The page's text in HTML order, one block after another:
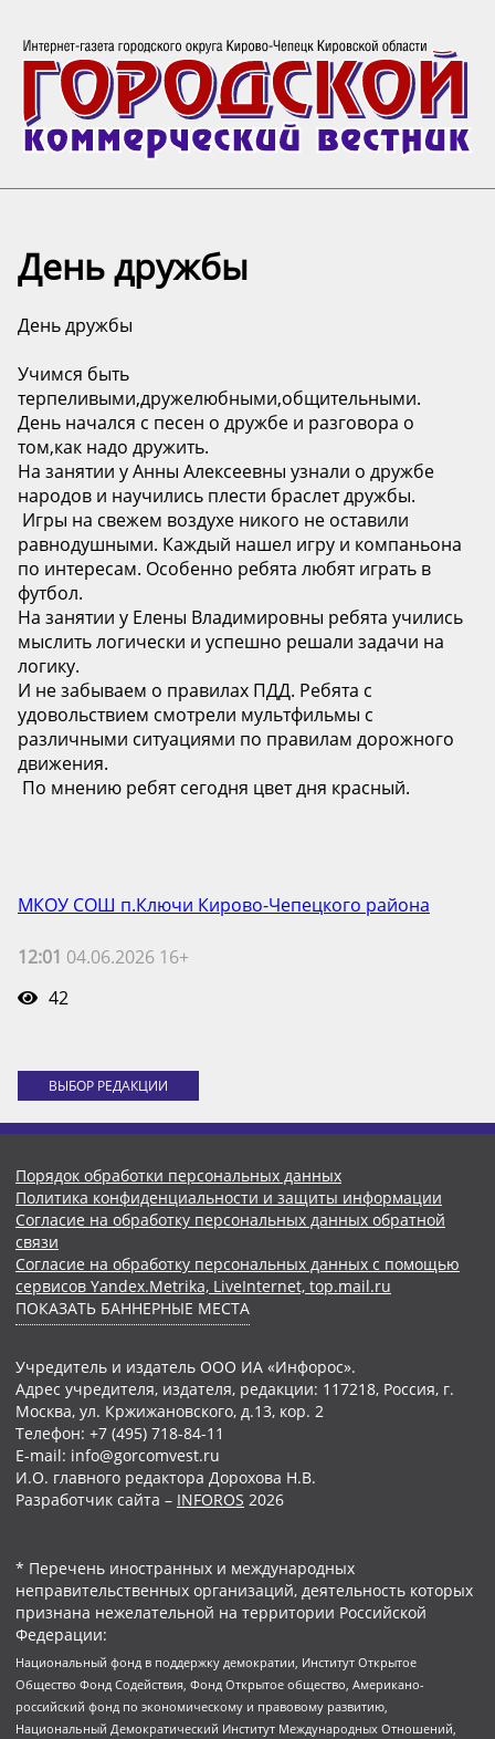
День дружбы
День дружбы
Учимся быть
терпеливыми,дружелюбными,общительными.
День начался с песен о дружбе и разговора о
том,как надо дружить.
На занятии у Анны Алексеевны узнали о дружбе
народов и научились плести браслет дружбы.
️ Игры на свежем воздухе никого не оставили
равнодушными. Каждый нашел игру и компаньона
по интересам. Особенно ребята любят играть в
футбол.
На занятии у Елены Владимировны ребята учились
мыслить логически и успешно решали задачи на
логику.
И не забываем о правилах ПДД. Ребята с
удовольствием смотрели мультфильмы с
различными ситуациями по правилам дорожного
движения.
️ По мнению ребят сегодня цвет дня красный.
МКОУ СОШ п.Ключи Кирово-Чепецкого района
12:01 04.06.2026 16+
42
ВЫБОР РЕДАКЦИИ
Порядок обработки персональных данных
Политика конфиденциальности и защиты информации
Согласие на обработку персональных данных обратной
связи
Согласие на обработку персональных данных с помощью
сервисов Yandex.Metrika, LiveInternet, top.mail.ru
ПОКАЗАТЬ БАННЕРНЫЕ МЕСТА
Учредитель и издатель ООО ИА «Инфорос».
Адрес учредителя, издателя, редакции: 117218, Россия, г.
Москва, ул. Кржижановского, д.13, кор. 2
Телефон: +7 (495) 718-84-11
E-mail: info@gorcomvest.ru
И.О. главного редактора Дорохова Н.В.
Разработчик сайта – INFOROS 2026
* Перечень иностранных и международных
неправительственных организаций, деятельность которых
признана нежелательной на территории Российской
Федерации:
Национальный фонд в поддержку демократии, Институт Открытое
Общество Фонд Содействия, Фонд Открытое общество, Американо-
российский фонд по экономическому и правовому развитию,
Национальный Демократический Институт Международных Отношений,